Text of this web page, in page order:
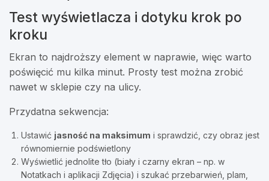
Test wyświetlacza i dotyku krok po
kroku
Ekran to najdroższy element w naprawie, więc warto
poświęcić mu kilka minut. Prosty test można zrobić
nawet w sklepie czy na ulicy.
Przydatna sekwencja:
Ustawić jasność na maksimum i sprawdzić, czy obraz jest
równomiernie podświetlony
Wyświetlić jednolite tło (biały i czarny ekran – np. w
Notatkach i aplikacji Zdjęcia) i szukać przebarwień, plam,